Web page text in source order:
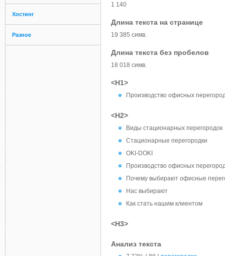
Хостинг
Разное
1 140
Длина текста на странице
19 385 симв.
Длина текста без пробелов
18 018 симв.
<H1>
Производство офисных
<H2>
Виды стационарных перегородок
Стационарные перегородки
OKI-DOKI
Производство офисных
Почему выбирают офисные
Нас выбирают
Как стать нашим клиентом
<H3>
Анализ текста